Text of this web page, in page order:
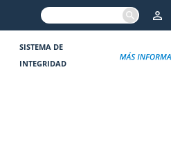
SISTEMA DE
INTEGRIDAD